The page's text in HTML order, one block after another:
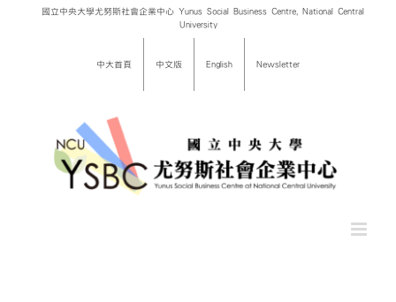
國立中央大學尤努斯社會企業中心 Yunus Social Business Centre, National Central
University
中大首頁 中文版 English Newsletter